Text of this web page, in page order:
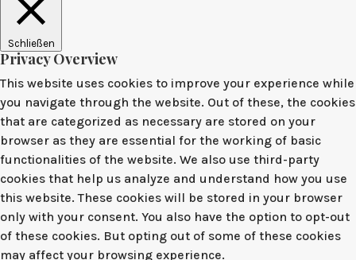
Schließen
Privacy Overview
This website uses cookies to improve your experience while
you navigate through the website. Out of these, the cookies
that are categorized as necessary are stored on your
browser as they are essential for the working of basic
functionalities of the website. We also use third-party
cookies that help us analyze and understand how you use
this website. These cookies will be stored in your browser
only with your consent. You also have the option to opt-out
of these cookies. But opting out of some of these cookies
may affect your browsing experience.